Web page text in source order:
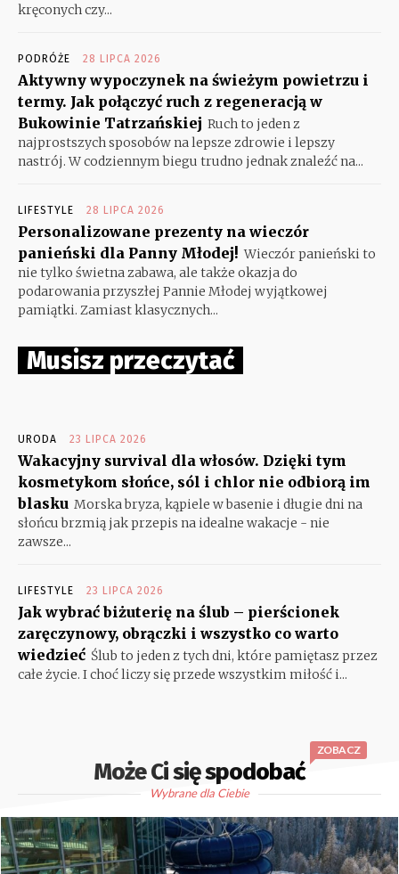
kręconych czy...
PODRÓŻE 28 LIPCA 2026
Aktywny wypoczynek na świeżym powietrzu i
termy. Jak połączyć ruch z regeneracją w
Bukowinie Tatrzańskiej Ruch to jeden z
najprostszych sposobów na lepsze zdrowie i lepszy
nastrój. W codziennym biegu trudno jednak znaleźć na...
LIFESTYLE 28 LIPCA 2026
Personalizowane prezenty na wieczór
panieński dla Panny Młodej! Wieczór panieński to
nie tylko świetna zabawa, ale także okazja do
podarowania przyszłej Pannie Młodej wyjątkowej
pamiątki. Zamiast klasycznych...
Musisz przeczytać
URODA 23 LIPCA 2026
Wakacyjny survival dla włosów. Dzięki tym
kosmetykom słońce, sól i chlor nie odbiorą im
blasku Morska bryza, kąpiele w basenie i długie dni na
słońcu brzmią jak przepis na idealne wakacje - nie
zawsze...
LIFESTYLE 23 LIPCA 2026
Jak wybrać biżuterię na ślub – pierścionek
zaręczynowy, obrączki i wszystko co warto
wiedzieć Ślub to jeden z tych dni, które pamiętasz przez
całe życie. I choć liczy się przede wszystkim miłość i...
Może Ci się spodobać
ZOBACZ
Wybrane dla Ciebie